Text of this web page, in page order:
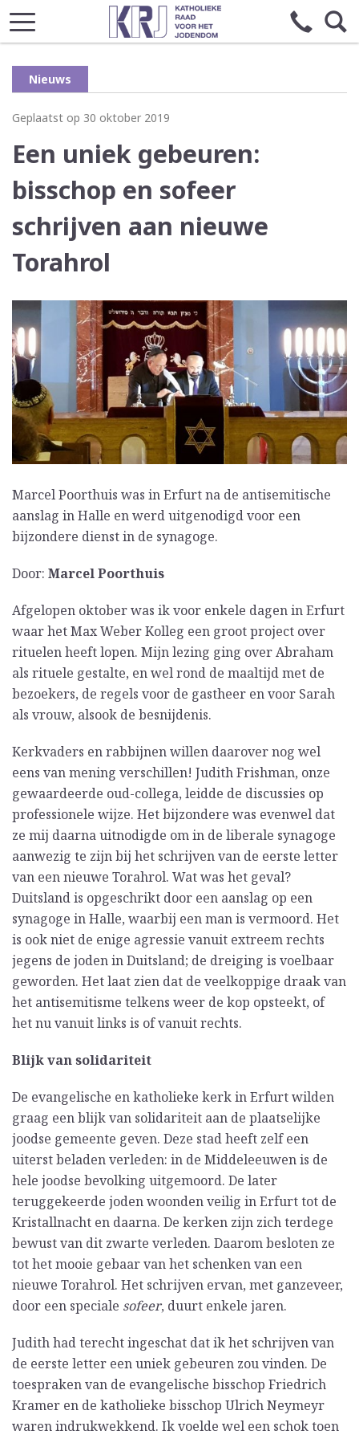
Nieuws
Geplaatst op 30 oktober 2019
Een uniek gebeuren:
bisschop en sofeer
schrijven aan nieuwe
Torahrol
Marcel Poorthuis was in Erfurt na de antisemitische
aanslag in Halle en werd uitgenodigd voor een
bijzondere dienst in de synagoge.
Door: Marcel Poorthuis
Afgelopen oktober was ik voor enkele dagen in Erfurt
waar het Max Weber Kolleg een groot project over
rituelen heeft lopen. Mijn lezing ging over Abraham
als rituele gestalte, en wel rond de maaltijd met de
bezoekers, de regels voor de gastheer en voor Sarah
als vrouw, alsook de besnijdenis.
Kerkvaders en rabbijnen willen daarover nog wel
eens van mening verschillen! Judith Frishman, onze
gewaardeerde oud-collega, leidde de discussies op
professionele wijze. Het bijzondere was evenwel dat
ze mij daarna uitnodigde om in de liberale synagoge
aanwezig te zijn bij het schrijven van de eerste letter
van een nieuwe Torahrol. Wat was het geval?
Duitsland is opgeschrikt door een aanslag op een
synagoge in Halle, waarbij een man is vermoord. Het
is ook niet de enige agressie vanuit extreem rechts
jegens de joden in Duitsland; de dreiging is voelbaar
geworden. Het laat zien dat de veelkoppige draak van
het antisemitisme telkens weer de kop opsteekt, of
het nu vanuit links is of vanuit rechts.
Blijk van solidariteit
De evangelische en katholieke kerk in Erfurt wilden
graag een blijk van solidariteit aan de plaatselijke
joodse gemeente geven. Deze stad heeft zelf een
uiterst beladen verleden: in de Middeleeuwen is de
hele joodse bevolking uitgemoord. De later
teruggekeerde joden woonden veilig in Erfurt tot de
Kristallnacht en daarna. De kerken zijn zich terdege
bewust van dit zwarte verleden. Daarom besloten ze
tot het mooie gebaar van het schenken van een
nieuwe Torahrol. Het schrijven ervan, met ganzeveer,
door een speciale sofeer, duurt enkele jaren.
Judith had terecht ingeschat dat ik het schrijven van
de eerste letter een uniek gebeuren zou vinden. De
toespraken van de evangelische bisschop Friedrich
Kramer en de katholieke bisschop Ulrich Neymeyr
waren indrukwekkend. Ik voelde wel een schok toen